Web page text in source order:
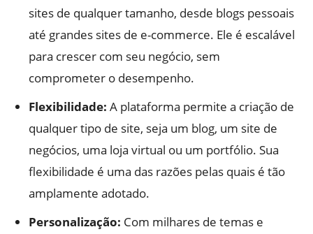
sites de qualquer tamanho, desde blogs pessoais
até grandes sites de e-commerce. Ele é escalável
para crescer com seu negócio, sem
comprometer o desempenho.
Flexibilidade: A plataforma permite a criação de
qualquer tipo de site, seja um blog, um site de
negócios, uma loja virtual ou um portfólio. Sua
flexibilidade é uma das razões pelas quais é tão
amplamente adotado.
Personalização: Com milhares de temas e